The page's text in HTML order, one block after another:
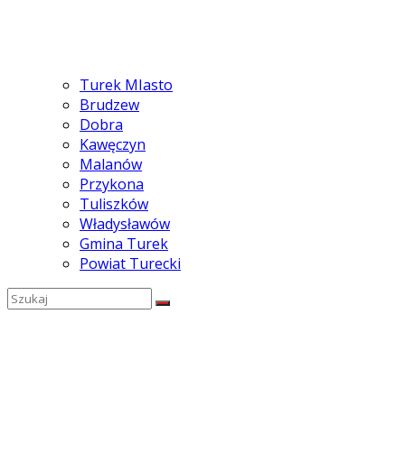
Turek MIasto
Brudzew
Dobra
Kawęczyn
Malanów
Przykona
Tuliszków
Władysławów
Gmina Turek
Powiat Turecki